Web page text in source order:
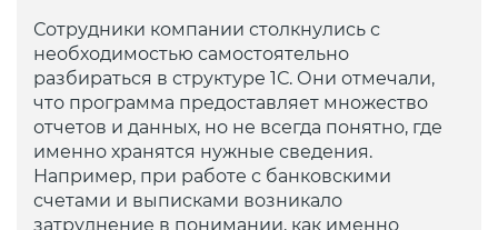
Сотрудники компании столкнулись с
необходимостью самостоятельно
разбираться в структуре 1С. Они отмечали,
что программа предоставляет множество
отчетов и данных, но не всегда понятно, где
именно хранятся нужные сведения.
Например, при работе с банковскими
счетами и выписками возникало
затруднение в понимании, как именно